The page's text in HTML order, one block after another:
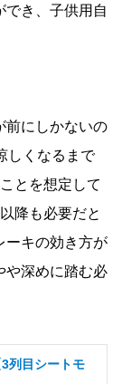
でき、子供用自
前にしかないの
しくなるまで
とを想定して
降も必要だと
ーキの効き方が
や深めに踏む必
列目シートモ